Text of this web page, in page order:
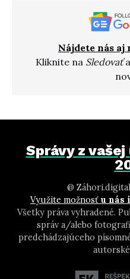
Nájdete nás aj
Kliknite na Sledovať
Správy z
@
Využite možnosť u nás
Všetky práva vyhradené.
správ a/alebo
predchádzajúceho